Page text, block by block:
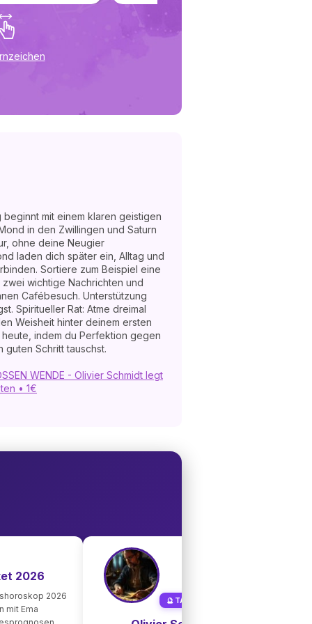
mit einem klaren geistigen
in den Zwillingen und Saturn
ohne deine Neugier
laden dich später ein, Alltag und
Sortiere zum Beispiel eine
wichtige Nachrichten und
Cafébesuch. Unterstützung
Spiritueller Rat: Atme dreimal
Weisheit hinter deinem ersten
indem du Perfektion gegen
guten Schritt tauschst.
WENDE - Olivier Schmidt legt
• 1€
2026
2026
mit Ema
🔮 TAROT-MEISTER